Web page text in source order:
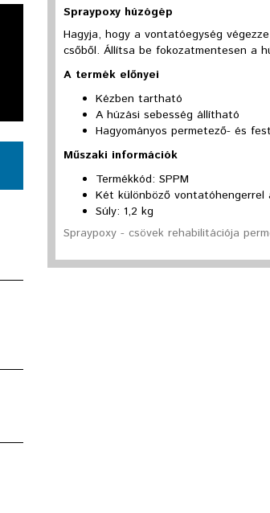
Spraypoxy húzógép
Hagyja, hogy a vontatóegység
csőből. Állítsa be fokozatmentesen a
A termék előnyei
Kézben tartható
A húzási sebesség állítható
Hagyományos permetező- és
Műszaki információk
Termékkód: SPPM
Két különböző
Súly: 1,2 kg
Spraypoxy - csövek rehabilitációja